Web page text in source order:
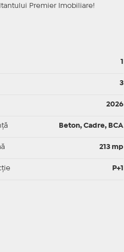
Premier Imobiliare!
3
2026
Beton, Cadre, BCA
213 mp
P+1